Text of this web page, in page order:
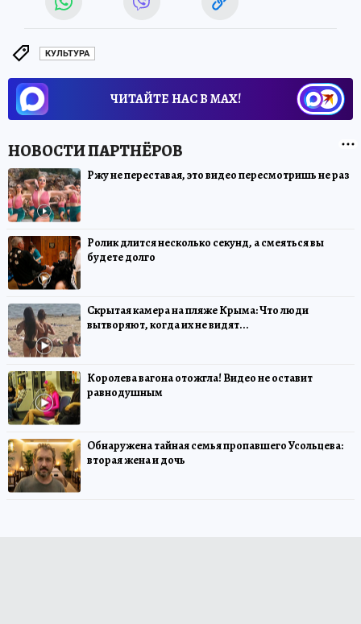
КУЛЬТУРА
ЧИТАЙТЕ НАС В МАХ!
Ржу не переставая, это видео пересмотришь не раз
Ролик длится несколько секунд, а смеяться вы
будете долго
Скрытая камера на пляже Крыма: Что люди
вытворяют, когда их не видят...
Королева вагона отожгла! Видео не оставит
равнодушным
Обнаружена тайная семья пропавшего Усольцева:
вторая жена и дочь